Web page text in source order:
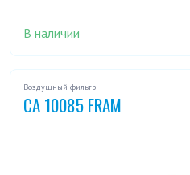
В наличии
Воздушный фильтр
CA 10085 FRAM